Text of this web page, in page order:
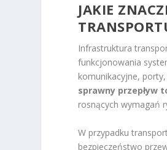
JAKIE
Infrastruktura
funkcjonowania
komunikacyjne,
sprawny przepływ
rosnących wymagań
W przypadku
bezpieczeństwo